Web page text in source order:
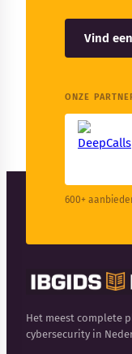
Vind
ONZE
600+
Het meest complete
cybersecurity in